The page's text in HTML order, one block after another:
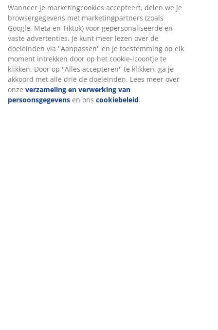
Beoordelingen
(1)
Levering
Wanneer je marketingcookies accepteert, delen we je
browsergegevens met marketingpartners (zoals
Google, Meta en Tiktok) voor gepersonaliseerde en
vaste advertenties. Je kunt meer lezen over de
doeleinden via ''Aanpassen'' en je toestemming op elk
moment intrekken door op het cookie-icoontje te
klikken. Door op ''Alles accepteren'' te klikken, ga je
akkoord met alle drie de doeleinden. Lees meer over
onze verzameling en verwerking van
persoonsgegevens en ons cookiebeleid.